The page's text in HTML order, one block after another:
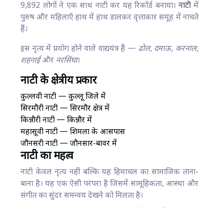
9,892 लोगों ने एक साथ नाटी कर यह रिकॉर्ड बनाया।नाटीमें
पुरुष और महिलाएँ हाथ में हाथ डालकर वृत्ताकार समूह में नाचते
हैं।
इस नृत्य में प्रयोग होने वाले वाद्ययंत्र हैं — ढोल, दमाऊ, करनाल,
शहनाईऔर नरसिंघा।
नाटी के क्षेत्रीय प्रकार
कुल्लवी नाटी — कुल्लू जिले में
सिरमौरी नाटी — सिरमौर क्षेत्र में
किन्नौरी नाटी — किन्नौर में
महासूवी नाटी — शिमला के आसपास
जौनसरी नाटी — जौनसार-बावर में
नाटी का महत्व
नाटी केवल नृत्य नहीं बल्कि यह हिमाचल का सामाजिक ताना-
बाना है। यह एक ऐसी परंपरा है जिसमें सामूहिकता, आस्था और
संगीत का सुंदर समन्वय देखने को मिलता है।